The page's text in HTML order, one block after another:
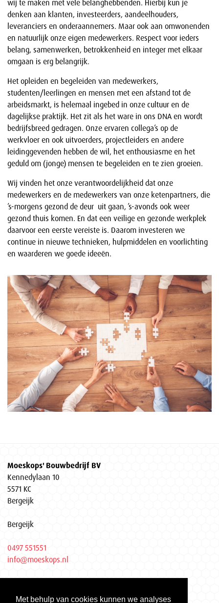
Met behulp van cookies kunnen we analyses
wij te maken met vele belanghebbenden. Hierbij kun je
denken aan klanten, investeerders, aandeelhouders,
leveranciers en onderaannemers. Maar ook aan omwonenden
en natuurlijk onze eigen medewerkers. Respect voor ieders
belang, samenwerken, betrokkenheid en integer met elkaar
omgaan is erg belangrijk.
Het opleiden en begeleiden van medewerkers,
studenten/leerlingen en mensen met een afstand tot de
arbeidsmarkt, is helemaal ingebed in onze cultuur en de
dagelijkse praktijk. Het zit als het ware in ons DNA en wordt
bedrijfsbreed gedragen. Onze ervaren collega’s op de
werkvloer en ook uitvoerders, projectleiders en andere
leidinggevenden hebben de wil, het enthousiasme en het
geduld om (jonge) mensen te begeleiden en te zien groeien.
Wij vinden het onze verantwoordelijkheid dat onze
medewerkers en de medewerkers van onze ketenpartners, die
’s-morgens gezond de deur uit gaan, ’s-avonds ook weer
gezond thuis komen. En dat een veilige en gezonde werkplek
daarvoor een eerste vereiste is. Daarom investeren we
continue in nieuwe technieken, hulpmiddelen en voorlichting
en waarderen we goede ideeën.
Moeskops' Bouwbedrijf BV
Kennedylaan 10
5571 KC
Bergeijk
Bergeijk
0497 551551
info@moeskops.nl